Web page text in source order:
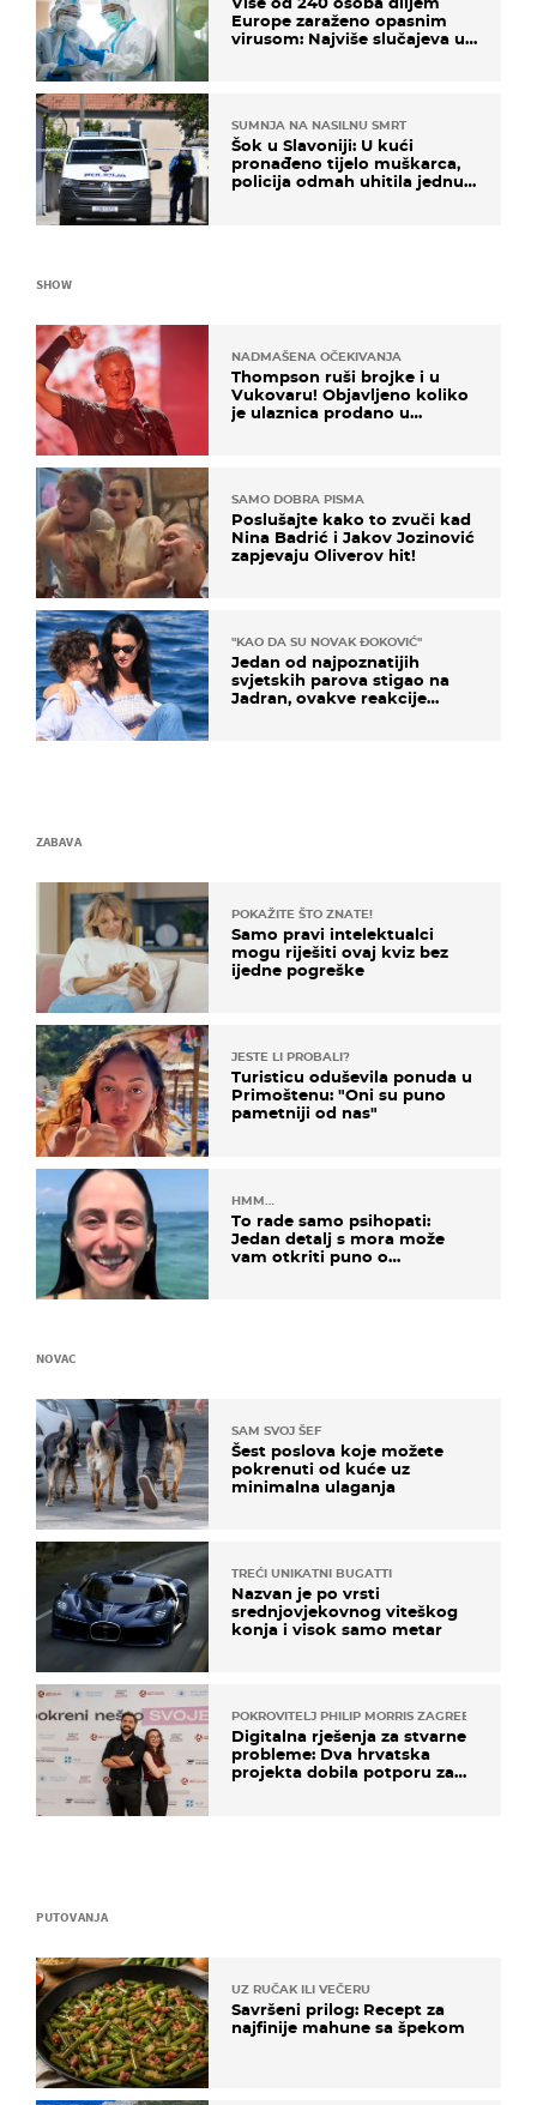
Europe zaraženo opasnim
virusom: Najviše slučajeva u
SUMNJA NA NASILNU SMRT
Šok u Slavoniji: U kući
pronađeno tijelo muškarca,
policija odmah uhitila jednu
SHOW
NADMAŠENA OČEKIVANJA
Thompson ruši brojke i u
Vukovaru! Objavljeno koliko
je ulaznica prodano u
SAMO DOBRA PISMA
Poslušajte kako to zvuči kad
Nina Badrić i Jakov Jozinović
zapjevaju Oliverov hit!
"KAO DA SU NOVAK ĐOKOVIĆ"
Jedan od najpoznatijih
svjetskih parova stigao na
Jadran, ovakve reakcije
ZABAVA
POKAŽITE ŠTO ZNATE!
Samo pravi intelektualci
mogu riješiti ovaj kviz bez
ijedne pogreške
JESTE LI PROBALI?
Turisticu oduševila ponuda u
Primoštenu: "Oni su puno
pametniji od nas"
HMM…
To rade samo psihopati:
Jedan detalj s mora može
vam otkriti puno o
PUTOVANJA
UZ RUČAK ILI VEČERU
Savršeni prilog: Recept za
najfinije mahune sa špekom
NOVAC
SAM SVOJ ŠEF
Šest poslova koje možete
pokrenuti od kuće uz
minimalna ulaganja
TREĆI UNIKATNI BUGATTI
Nazvan je po vrsti
srednjovjekovnog viteškog
konja i visok samo metar
POKROVITELJ PHILIP MORRIS ZAGREB
Digitalna rješenja za stvarne
probleme: Dva hrvatska
projekta dobila potporu za